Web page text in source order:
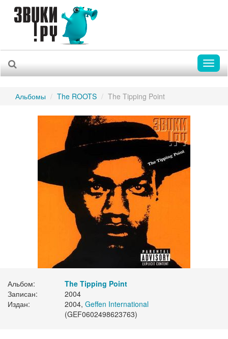
Альбомы The ROOTS The Tipping Point
Альбом:
The Tipping Point
Записан:
2004
Издан:
2004, Geffen International
(GEF0602498623763)